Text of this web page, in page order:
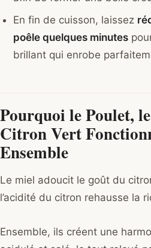
En fin de cuisson, laissez
poêle quelques minutes
brillant qui enrobe
Pourquoi le Poulet,
Citron Vert
Ensemble
Le miel adoucit le goût du
l’acidité du citron rehausse la
Ensemble, ils créent une